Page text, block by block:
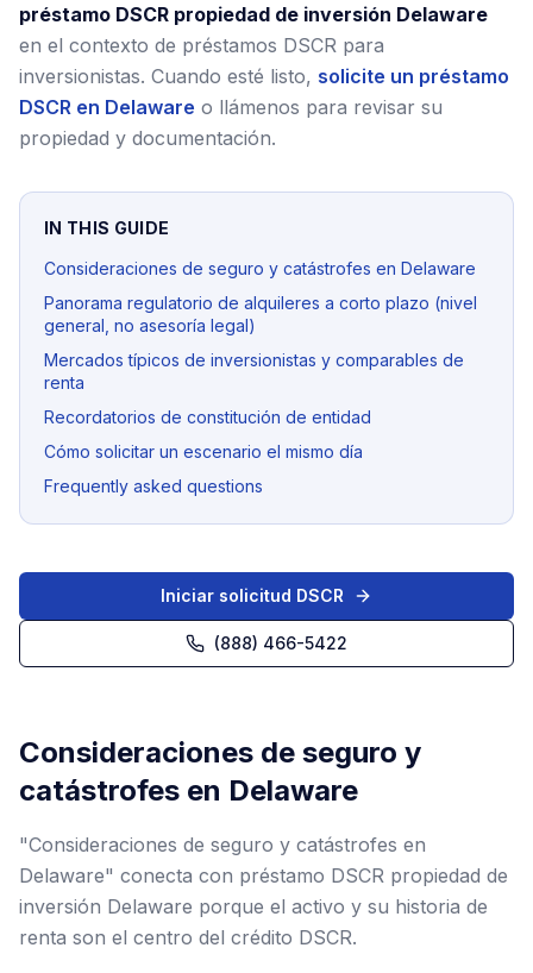
préstamo DSCR propiedad de inversión Delaware
en el contexto de préstamos DSCR para
inversionistas. Cuando esté listo, solicite un préstamo
DSCR en Delaware o llámenos para revisar su
propiedad y documentación.
IN THIS GUIDE
Consideraciones de seguro y catástrofes en Delaware
Panorama regulatorio de alquileres a corto plazo (nivel
general, no asesoría legal)
Mercados típicos de inversionistas y comparables de
renta
Recordatorios de constitución de entidad
Cómo solicitar un escenario el mismo día
Frequently asked questions
Iniciar solicitud DSCR
(888) 466-5422
Consideraciones de seguro y
catástrofes en Delaware
"Consideraciones de seguro y catástrofes en
Delaware" conecta con préstamo DSCR propiedad de
inversión Delaware porque el activo y su historia de
renta son el centro del crédito DSCR.